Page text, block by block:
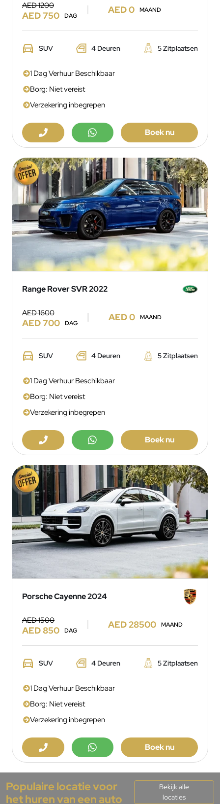
AED 1200
AED 750 DAG
AED 0 MAAND
SUV 4 Deuren 5 Zitplaatsen
1 Dag Verhuur Beschikbaar
Borg: Niet vereist
Verzekering inbegrepen
Boek nu
Range Rover SVR 2022
AED 1600
AED 700 DAG
AED 0 MAAND
SUV 4 Deuren 5 Zitplaatsen
1 Dag Verhuur Beschikbaar
Borg: Niet vereist
Verzekering inbegrepen
Boek nu
Porsche Cayenne 2024
AED 1500
AED 850 DAG
AED 28500 MAAND
SUV 4 Deuren 5 Zitplaatsen
1 Dag Verhuur Beschikbaar
Borg: Niet vereist
Verzekering inbegrepen
Boek nu
Populaire locatie voor
het huren van een auto
Bekijk alle
locaties